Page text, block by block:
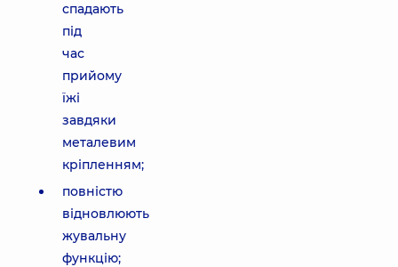
спадають
під
час
прийому
їжі
завдяки
металевим
кріпленням;
повністю
відновлюють
жувальну
функцію;